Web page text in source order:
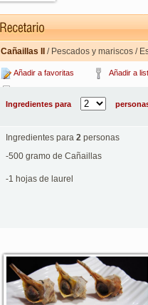
Cañaillas II / Pescados y mariscos /
Añadir a favoritas Añadir a
Ingredientes para
Ingredientes para 2 personas
-500 gramo de Cañaillas
-1 hojas de laurel